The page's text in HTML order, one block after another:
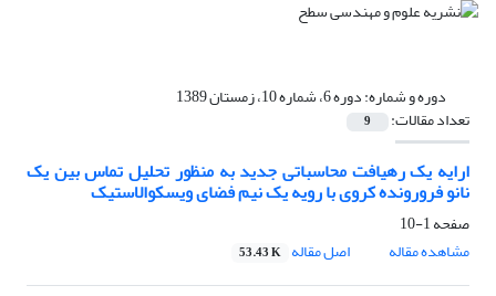
دوره و شماره:دوره 6، شماره 10، زمستان 1389
تعداد مقالات: 9
ارایه یک رهیافت محاسباتی جدید به منظور تحلیل تماس بین یک
نانو فرورونده کروی با رویه یک نیم فضای ویسکوالاستیک
صفحه1-10
مشاهده مقاله
اصل مقاله 53.43 K